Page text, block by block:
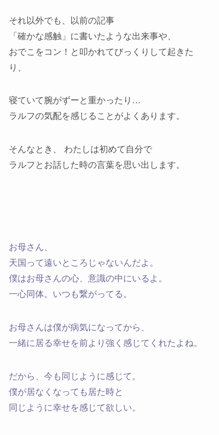
それ以外でも、以前の記事
「確かな感触」に書いたような出来事や、
おでこをコン！と叩かれてびっくりして起きた
り、
寝ていて腕がずーと重かったり…
ラルフの気配を感じることがよくあります。
そんなとき、 わたしは初めて自分で
ラルフとお話した時の言葉を思い出します。
お母さん、
天国って遠いところじゃないんだよ。
僕はお母さんの心、意識の中にいるよ。
一心同体。いつも繋がってる。
お母さんは僕が病気になってから、
一緒に居る幸せを前より強く感じてくれたよね。
だから、今も同じように感じて。
僕が居なくなっても居た時と
同じように幸せを感じて欲しい。